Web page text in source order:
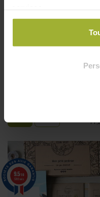
Coffret de jardinage
9.5/10
5789 avis